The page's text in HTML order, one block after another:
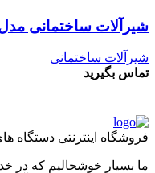
شیرآلات ساختمانی
شیرآلات ساختمانی
تماس بگیرید
فروشگاه اینترنتی دستگاه
ما بسیار خوشحالیم که در